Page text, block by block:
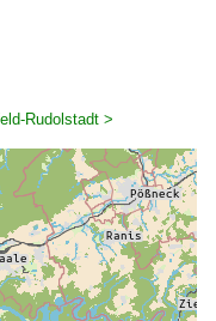
Rudolstadt >